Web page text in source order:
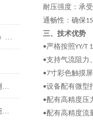
织物表面摩擦系数测试仪（A法） 检测准确
呼吸导管气密性测试仪 提供检测方案
药液过滤器细菌截留测试仪 性能稳定
耐压强度 ：承受
通畅性 ：确保
三、技术优势
•严格按照YY/T
•支持气流阻力
•7寸彩色触摸
•设备配有微型
•配有高精度压
•配有高精度流